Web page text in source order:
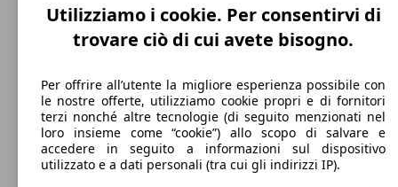
250 km/h
Velocità massima
Elettrica/Benzina
Carburante
Utilizziamo i cookie. Per consentirvi di
trovare ciò di cui avete bisogno.
Per offrire all’utente la migliore esperienza possibile con
le nostre offerte, utilizziamo cookie propri e di fornitori
terzi nonché altre tecnologie (di seguito menzionati nel
loro insieme come “cookie”) allo scopo di salvare e
accedere in seguito a informazioni sul dispositivo
utilizzato e a dati personali (tra cui gli indirizzi IP).